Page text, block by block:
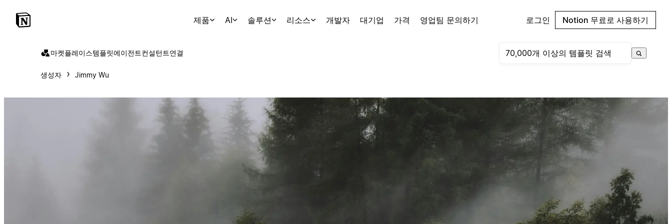
제품 AI 솔루션 리소스 개발자 대기업 가격 영업팀 문의하기 로그인 Notion 무료로 사용하기
마켓플레이스템플릿에이전트컨설턴트연결
생성자 Jimmy Wu